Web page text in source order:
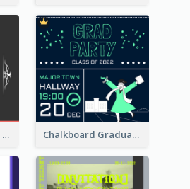
Awesome Red Rose Valentine Celebration Invitation Chalkboard Graduation Party Invitation